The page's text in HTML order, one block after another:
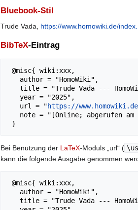
Bluebook-Stil
Trude Vada, https://www.homowiki.de/
BibTeX-Eintrag
   url = "
https://
Bei Benutzung der LaTeX-Moduls „url“ (
kann die folgende Ausgabe genommen